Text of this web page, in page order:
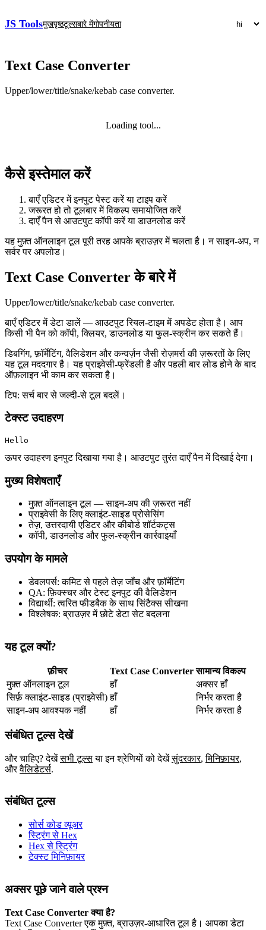
JS Toolsमुखपृष्ठटूल्सबारे मेंगोपनीयता
Text Case Converter
Upper/lower/title/snake/kebab case converter.
Loading tool...
कैसे इस्तेमाल करें
बाएँ एडिटर में इनपुट पेस्ट करें या टाइप करें
जरूरत हो तो टूलबार में विकल्प समायोजित करें
दाएँ पैन से आउटपुट कॉपी करें या डाउनलोड करें
यह मुफ़्त ऑनलाइन टूल पूरी तरह आपके ब्राउज़र में चलता है। न साइन‑अप, न
सर्वर पर अपलोड।
Text Case Converter के बारे में
Upper/lower/title/snake/kebab case converter.
बाएँ एडिटर में डेटा डालें — आउटपुट रियल‑टाइम में अपडेट होता है। आप
किसी भी पैन को कॉपी, क्लियर, डाउनलोड या फुल‑स्क्रीन कर सकते हैं।
डिबगिंग, फ़ॉर्मेटिंग, वैलिडेशन और कन्वर्ज़न जैसी रोज़मर्रा की ज़रूरतों के लिए
यह टूल मददगार है। यह प्राइवेसी‑फ्रेंडली है और पहली बार लोड होने के बाद
ऑफ़लाइन भी काम कर सकता है।
टिप: सर्च बार से जल्दी‑से टूल बदलें।
टेक्स्ट उदाहरण
Hello
ऊपर उदाहरण इनपुट दिखाया गया है। आउटपुट तुरंत दाएँ पैन में दिखाई देगा।
मुख्य विशेषताएँ
मुफ़्त ऑनलाइन टूल — साइन‑अप की ज़रूरत नहीं
प्राइवेसी के लिए क्लाइंट‑साइड प्रोसेसिंग
तेज़, उत्तरदायी एडिटर और कीबोर्ड शॉर्टकट्स
कॉपी, डाउनलोड और फुल‑स्क्रीन कार्रवाइयाँ
उपयोग के मामले
डेवलपर्स: कमिट से पहले तेज़ जाँच और फ़ॉर्मेटिंग
QA: फ़िक्स्चर और टेस्ट इनपुट की वैलिडेशन
विद्यार्थी: त्वरित फीडबैक के साथ सिंटैक्स सीखना
विश्लेषक: ब्राउज़र में छोटे डेटा सेट बदलना
यह टूल क्यों?
फ़ीचर Text Case Converter सामान्य विकल्प
मुफ़्त ऑनलाइन टूल
हाँ
अक्सर हाँ
सिर्फ़ क्लाइंट‑साइड (प्राइवेसी) हाँ
निर्भर करता है
साइन‑अप आवश्यक नहीं
हाँ निर्भर करता है
संबंधित टूल्स देखें
और चाहिए? देखें सभी टूल्स या इन श्रेणियों को देखें सुंदरकार,मिनिफ़ायर,
और वैलिडेटर्स.
संबंधित टूल्स
सोर्स कोड व्यूअर
स्ट्रिंग से Hex
Hex से स्ट्रिंग
टेक्स्ट मिनिफ़ायर
अक्सर पूछे जाने वाले प्रश्न
Text Case Converter क्या है?
Text Case Converter एक मुफ़्त, ब्राउज़र‑आधारित टूल है। आपका डेटा